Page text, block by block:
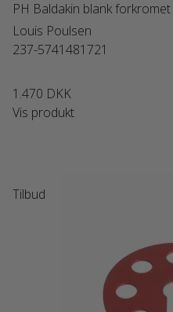
PH Baldakin blank forkromet
Louis Poulsen
237-5741481721
1.470 DKK
Vis produkt
Tilbud